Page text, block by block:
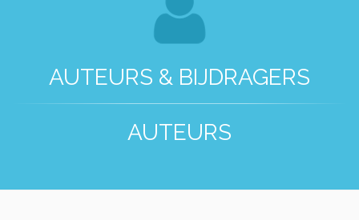
AUTEURS & BIJDRAGERS
AUTEURS